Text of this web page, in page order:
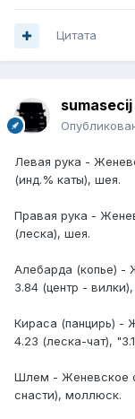
Цитата
Левая рука -
(инд.% каты), шея.
Правая рука -
(леска), шея.
Алебарда (копье) -
3.84 (центр -
Кираса (панцирь) -
4.23 (леска-чат),
Шлем - Женевское
снасти), моллюск.